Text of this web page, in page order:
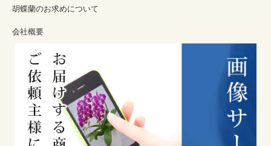
胡蝶蘭のお求めについて
会社概要